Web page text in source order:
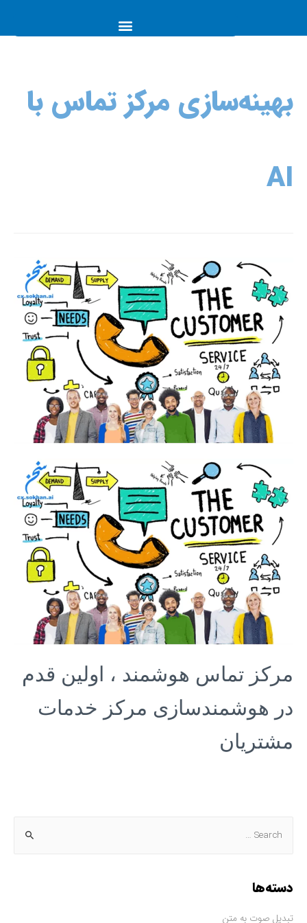
دسته‌ها
تبدیل صوت به متن
بهینه‌سازی مرکز تماس با
AI
مرکز تماس هوشمند ، اولین قدم
در هوشمندسازی مرکز خدمات
مشتریان